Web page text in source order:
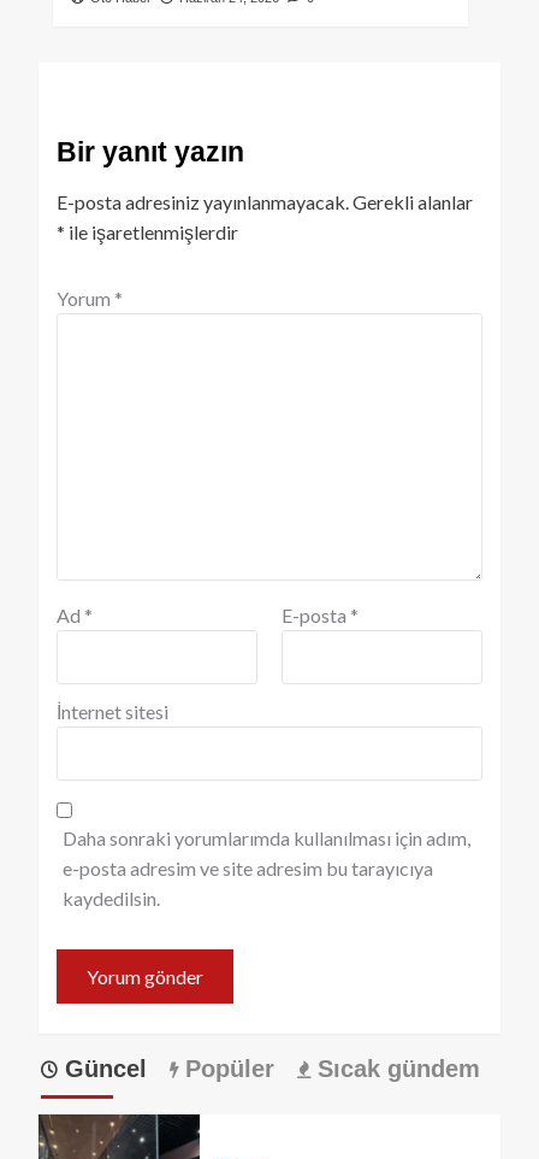
Bir yanıt yazın
E-posta adresiniz yayınlanmayacak.Gerekli alanlar
* ile işaretlenmişlerdir
Yorum *
Ad * E-posta *
İnternet sitesi
Daha sonraki yorumlarımda kullanılması için adım,
e-posta adresim ve site adresim bu tarayıcıya
kaydedilsin.
Güncel Popüler Sıcak gündem